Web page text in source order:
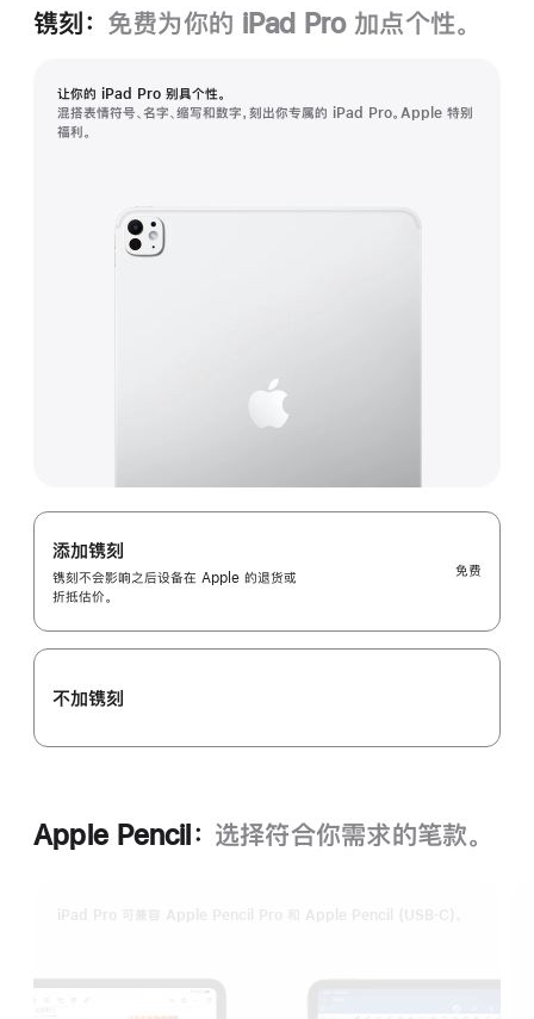
镌刻： 免费为你的 iPad Pro 加点个性。
让你的 iPad Pro 别具个性。
混搭表情符号、名字、缩写和数字，刻出你专属的 iPad Pro。Apple 特别
福利。
添加镌刻
镌刻不会影响之后设备在 Apple 的退货或
折抵估价。
免费
不加镌刻
Apple Pencil： 选择符合你需求的笔款。